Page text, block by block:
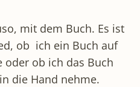
mit dem Buch. Es ist
ob ich ein Buch auf
oder ob ich das Buch
die Hand nehme.